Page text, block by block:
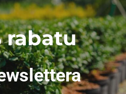
dostawa:5 sierpnia
WYBIERZ OPCJE
rabatu